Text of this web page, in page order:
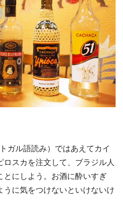
ガル語読み）ではあえてカイ
ロスカを注文して、ブラジル人
とにしよう。お酒に酔いすぎ
うに気をつけないといけないけ